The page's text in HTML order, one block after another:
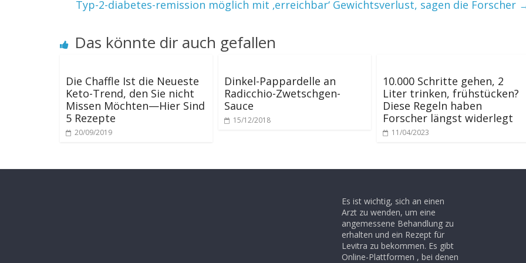
Typ-2-diabetes-remission möglich mit ‚erreichbar‘ Gewichtsverlust, sagen die Forscher
Das könnte dir auch gefallen
Die Chaffle Ist die Neueste
Keto-Trend, den Sie nicht
Missen Möchten—Hier Sind
5 Rezepte
20/09/2019
Dinkel-Pappardelle an
Radicchio-Zwetschgen-
Sauce
15/12/2018
10.000 Schritte gehen, 2
Liter trinken, frühstücken?
Diese Regeln haben
Forscher längst widerlegt
11/04/2023
Es ist wichtig, sich an einen
Arzt zu wenden, um eine
angemessene Behandlung zu
erhalten und ein Rezept für
Levitra zu bekommen. Es gibt
Online-Plattformen , bei denen